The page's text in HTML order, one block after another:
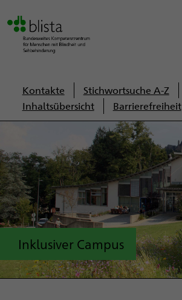
Servicenavigation
Kontakte
Stichwortsuche A-Z
Inhaltsübersicht
Barrierefreiheit
Inklusiver Campus